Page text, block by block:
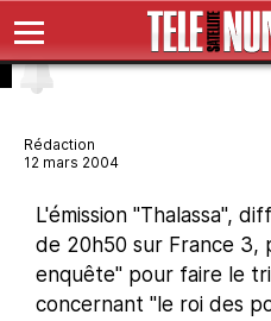
Rédaction
12 mars 2004
L'émission "Thalassa",
de 20h50 sur France 3,
enquête" pour faire le
concernant "le roi des